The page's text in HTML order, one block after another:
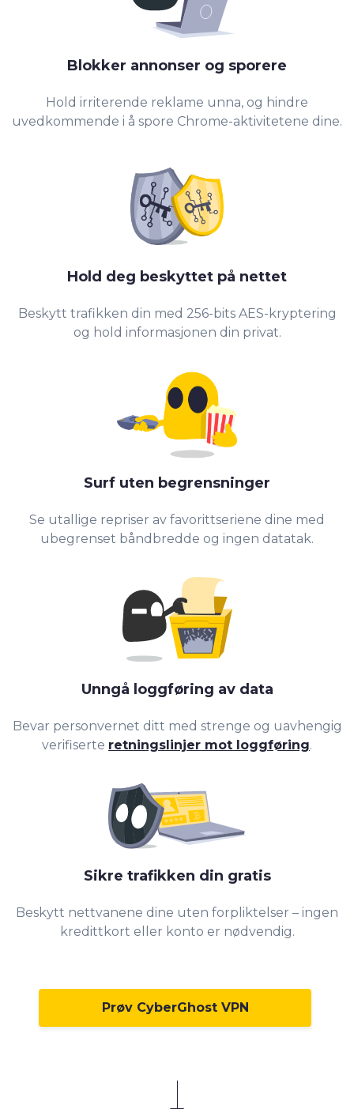
Blokker annonser og sporere
Hold irriterende reklame unna, og hindre
uvedkommende i å spore Chrome-aktivitetene dine.
Hold deg beskyttet på nettet
Beskytt trafikken din med 256-bits AES-kryptering
og hold informasjonen din privat.
Surf uten begrensninger
Se utallige repriser av favorittseriene dine med
ubegrenset båndbredde og ingen datatak.
Unngå loggføring av data
Bevar personvernet ditt med strenge og uavhengig
verifiserte retningslinjer mot loggføring.
Sikre trafikken din gratis
Beskytt nettvanene dine uten forpliktelser – ingen
kredittkort eller konto er nødvendig.
Prøv CyberGhost VPN
0
1
2
4
6
7
8
0
2